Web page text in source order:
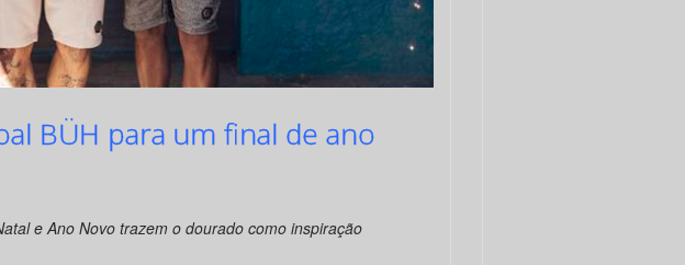
BÜH para um final de ano
e Ano Novo trazem o dourado como inspiração